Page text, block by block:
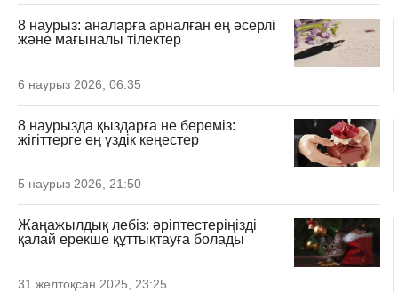
8 наурыз: аналарға арналған ең әсерлі
және мағыналы тілектер
6 наурыз 2026, 06:35
8 наурызда қыздарға не береміз:
жігіттерге ең үздік кеңестер
5 наурыз 2026, 21:50
Жаңажылдық лебіз: әріптестеріңізді
қалай ерекше құттықтауға болады
31 желтоқсан 2025, 23:25